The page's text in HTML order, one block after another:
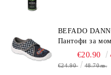
BEFADO
Пантофи за
€20.90
€24.90 48.70лв.